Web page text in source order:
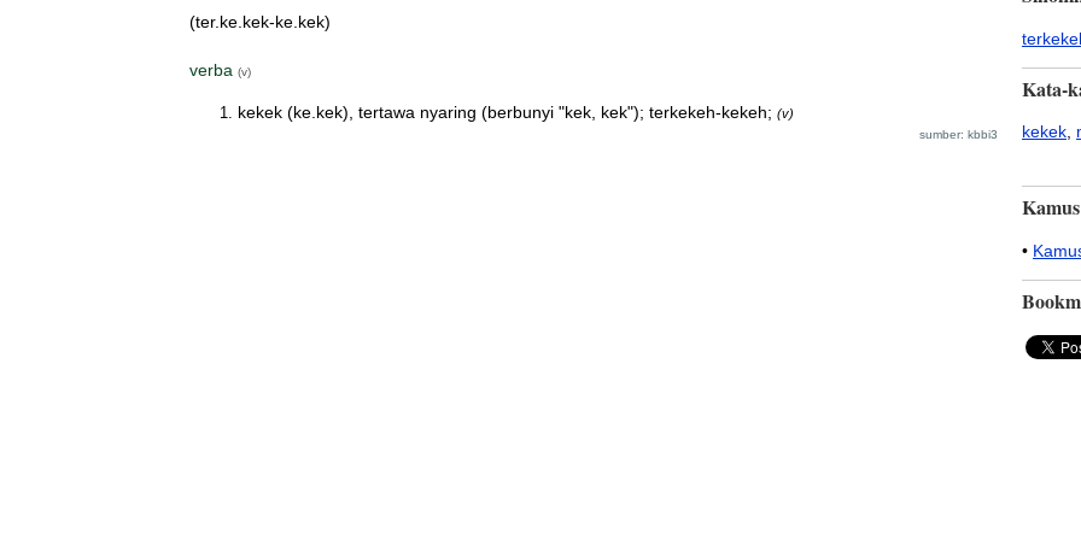
(ter.ke.kek-ke.kek)
verba (v)
kekek (ke.kek), tertawa nyaring (berbunyi "kek, kek"); terkekeh-kekeh; (v)
sumber: kbbi3
Kata-
kekek
•